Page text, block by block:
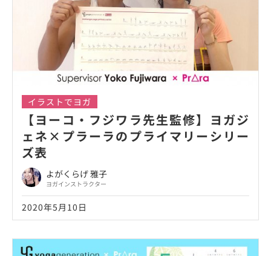
イラストでヨガ
【ヨーコ・フジワラ先生監修】ヨガジ
ェネ×プラーラのプライマリーシリー
ズ表
よがくらげ 雅子
ヨガインストラクター
2020年5月10日